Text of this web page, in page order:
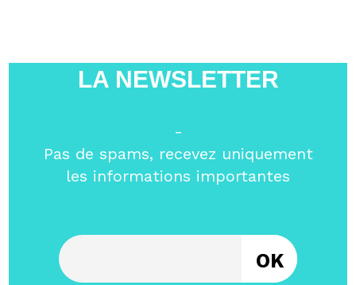
LA NEWSLETTER
-
Pas de spams, recevez uniquement
les informations importantes